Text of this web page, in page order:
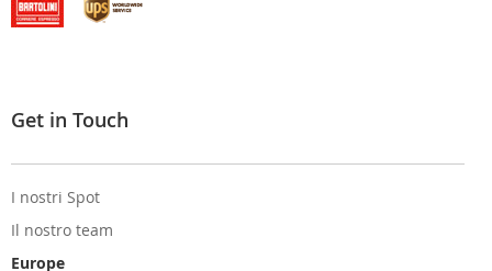
Get in Touch
I nostri Spot
Il nostro team
Europe